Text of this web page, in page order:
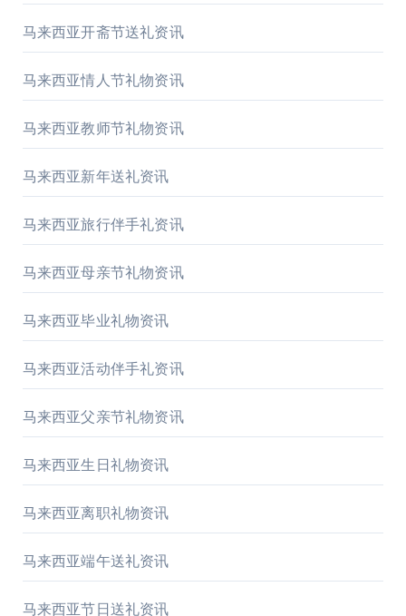
马来西亚开斋节送礼资讯
马来西亚情人节礼物资讯
马来西亚教师节礼物资讯
马来西亚新年送礼资讯
马来西亚旅行伴手礼资讯
马来西亚母亲节礼物资讯
马来西亚毕业礼物资讯
马来西亚活动伴手礼资讯
马来西亚父亲节礼物资讯
马来西亚生日礼物资讯
马来西亚离职礼物资讯
马来西亚端午送礼资讯
马来西亚节日送礼资讯